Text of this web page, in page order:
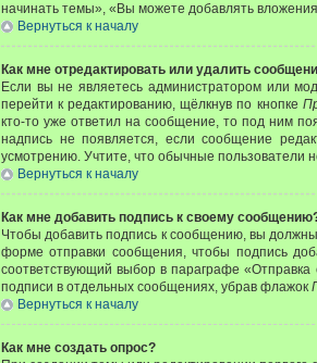
начинать темы», «Вы можете добавлять
Вернуться к началу
Как мне отредактировать или удалить
Если вы не являетесь администратором или
перейти к редактированию, щёлкнув по кнопке
кто-то уже ответил на сообщение, то под ним
надпись не появляется, если сообщение
усмотрению. Учтите, что обычные пользователи
Вернуться к началу
Как мне добавить подпись к своему
Чтобы добавить подпись к сообщению, вы
форме отправки сообщения, чтобы подпись
соответствующий выбор в параграфе
подписи в отдельных сообщениях, убрав флажок
Вернуться к началу
Как мне создать опрос?